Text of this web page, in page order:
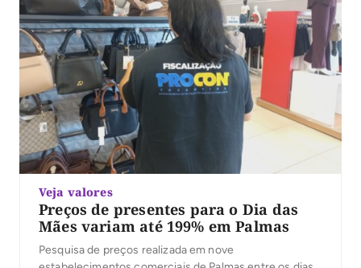
Veja valores
Preços de presentes para o Dia das
Mães variam até 199% em Palmas
Pesquisa de preços realizada em nove